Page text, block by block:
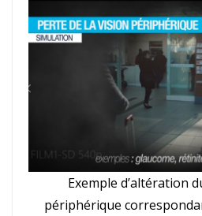
Exemple d’altération
périphérique